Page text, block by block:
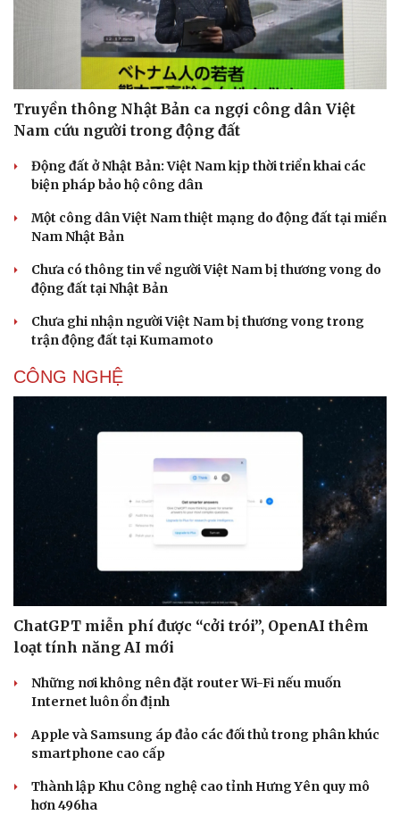
Sức khỏe
Sản phụ khoa
Nhi khoa
Làm đẹp - giảm cân
Phòng mạch online
Ăn sạch sống khỏe
Đời sống
Blog
Tình yêu - Gia đình
Truyền thông Nhật Bản ca ngợi công dân Việt
Nam cứu người trong động đất
Động đất ở Nhật Bản: Việt Nam kịp thời triển khai các
biện pháp bảo hộ công dân
Một công dân Việt Nam thiệt mạng do động đất tại miền
Nam Nhật Bản
Chưa có thông tin về người Việt Nam bị thương vong do
động đất tại Nhật Bản
Chưa ghi nhận người Việt Nam bị thương vong trong
trận động đất tại Kumamoto
CÔNG NGHỆ
ChatGPT miễn phí được “cởi trói”, OpenAI thêm
loạt tính năng AI mới
Những nơi không nên đặt router Wi-Fi nếu muốn
Internet luôn ổn định
Apple và Samsung áp đảo các đối thủ trong phân khúc
smartphone cao cấp
Thành lập Khu Công nghệ cao tỉnh Hưng Yên quy mô
hơn 496ha